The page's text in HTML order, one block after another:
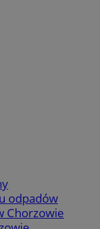
odpadów
Chorzowie